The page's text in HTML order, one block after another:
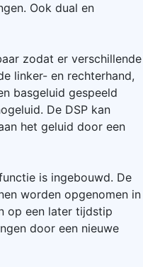
Ook dual en
zodat er verschillende
linker- en rechterhand,
basgeluid gespeeld
De DSP kan
het geluid door een
is ingebouwd. De
worden opgenomen in
op een later tijdstip
door een nieuwe